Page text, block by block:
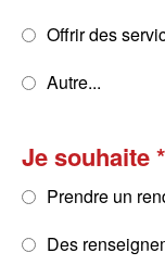
Offrir des
Autre...
Je souhaite
Prendre un
Des